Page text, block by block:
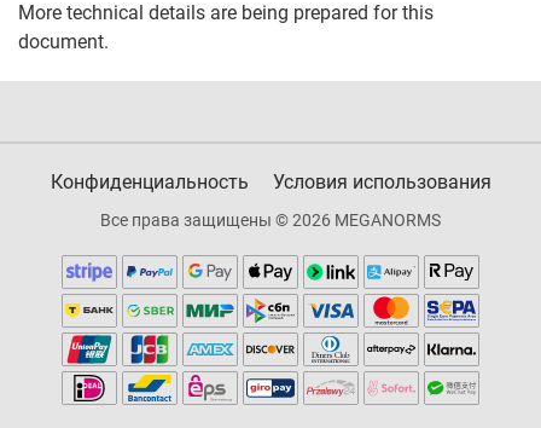
More technical details are being prepared for this
document.
Конфиденциальность Условия использования
Все права защищены © 2026 MEGANORMS